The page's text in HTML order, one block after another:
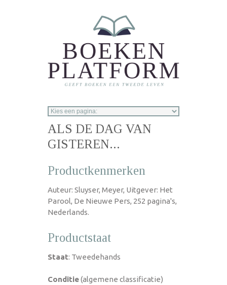
ALS DE DAG VAN
GISTEREN...
Productkenmerken
Auteur: Sluyser, Meyer, Uitgever: Het
Parool, De Nieuwe Pers, 252 pagina's,
Nederlands.
Productstaat
Staat: Tweedehands
Conditie(algemene classificatie)